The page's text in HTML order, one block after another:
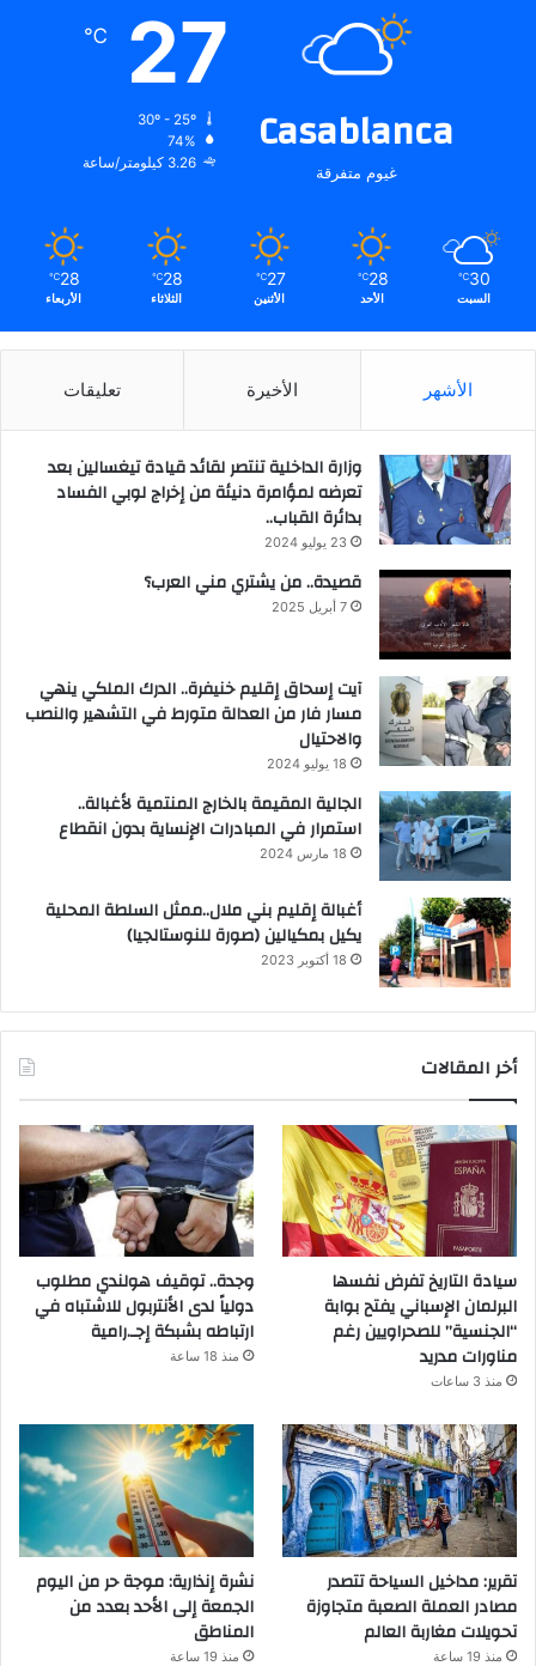
Casablanca
غيوم متفرقة
27
℃
74%
3.26 كيلومتر/ساعة
30
℃
السبت
28
℃
الأحد
27
℃
الأثنين
28
℃
الثلاثاء
28
℃
الأربعاء
الأشهر الأخيرة تعليقات
وزارة الداخلية تنتصر لقائد قيادة تيغسالين بعد
تعرضه لمؤامرة دنيئة من إخراج لوبي الفساد
بدائرة القباب..
23 يوليو 2024
قصيدة.. من يشتري مني العرب؟
7 أبريل 2025
آيت إسحاق إقليم خنيفرة.. الدرك الملكي ينهي
مسار فار من العدالة متورط في التشهير والنصب
والاحتيال
18 يوليو 2024
الجالية المقيمة بالخارج المنتمية لأغبالة..
استمرار في المبادرات الإنساية بدون انقطاع
18 مارس 2024
أغبالة إقليم بني ملال..ممثل السلطة المحلية
يكيل بمكيالين (صورة للنوستالجيا)
18 أكتوبر 2023
أخر المقالات
سيادة التاريخ تفرض نفسها
البرلمان الإسباني يفتح بوابة
“الجنسية” للصحراويين رغم
مناورات مدريد
منذ 3 ساعات
وجدة.. توقيف هولندي مطلوب
دولياً لدى الأنتربول للاشتباه في
ارتباطه بشبكة إجـ.رامية
منذ 18 ساعة
تقرير: مداخيل السياحة تتصدر
مصادر العملة الصعبة متجاوزة
تحويلات مغاربة العالم
منذ 19 ساعة
نشرة إنذارية: موجة حر من اليوم
الجمعة إلى الأحد بعدد من
المناطق
منذ 19 ساعة